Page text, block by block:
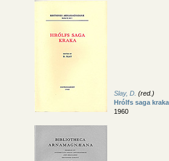
Slay, D. (red.)
Hrólfs saga kraka
1960